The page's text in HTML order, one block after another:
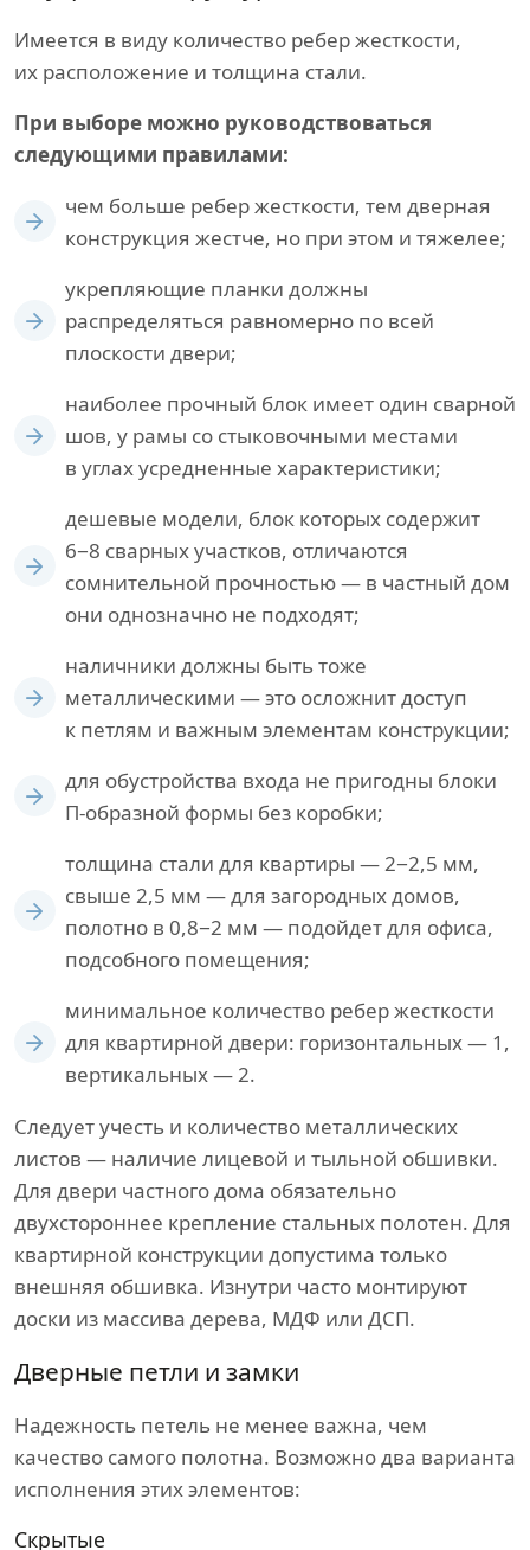
Имеется в виду количество ребер жесткости,
их расположение и толщина стали.
При выборе можно руководствоваться
следующими правилами:
чем больше ребер жесткости, тем дверная
конструкция жестче, но при этом и тяжелее;
укрепляющие планки должны
распределяться равномерно по всей
плоскости двери;
наиболее прочный блок имеет один сварной
шов, у рамы со стыковочными местами
в углах усредненные характеристики;
дешевые модели, блок которых содержит
6−8 сварных участков, отличаются
сомнительной прочностью — в частный дом
они однозначно не подходят;
наличники должны быть тоже
металлическими — это осложнит доступ
к петлям и важным элементам конструкции;
для обустройства входа не пригодны блоки
П-образной формы без коробки;
толщина стали для квартиры — 2−2,5 мм,
свыше 2,5 мм — для загородных домов,
полотно в 0,8−2 мм — подойдет для офиса,
подсобного помещения;
минимальное количество ребер жесткости
для квартирной двери: горизонтальных — 1,
вертикальных — 2.
Следует учесть и количество металлических
листов — наличие лицевой и тыльной обшивки.
Для двери частного дома обязательно
двухстороннее крепление стальных полотен. Для
квартирной конструкции допустима только
внешняя обшивка. Изнутри часто монтируют
доски из массива дерева, МДФ или ДСП.
Дверные петли и замки
Надежность петель не менее важна, чем
качество самого полотна. Возможно два варианта
исполнения этих элементов:
Скрытые